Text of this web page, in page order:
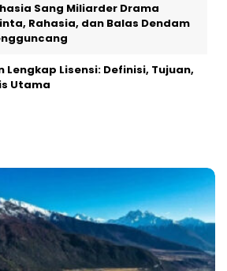
Sang Miliarder Drama
Rahasia, dan Balas Dendam
Lengkap Lisensi: Definisi, Tujuan,
Utama